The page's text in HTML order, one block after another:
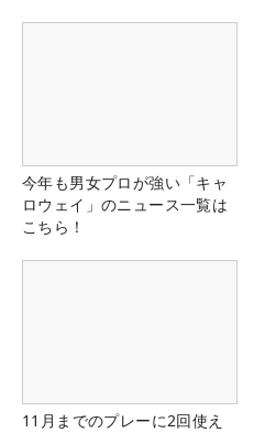
今年も男女プロが強い「キャ
ロウェイ」のニュース一覧は
こちら！
11月までのプレーに2回使え